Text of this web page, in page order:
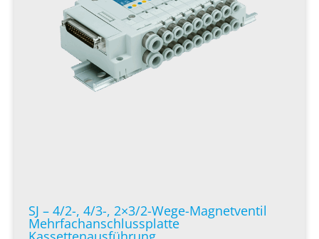
SJ – 4/2-, 4/3-, 2×3/2-Wege-Magnetventil
Mehrfachanschlussplatte